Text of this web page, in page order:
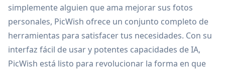
simplemente alguien que ama mejorar sus fotos
personales, PicWish ofrece un conjunto completo de
herramientas para satisfacer tus necesidades. Con su
interfaz fácil de usar y potentes capacidades de IA,
PicWish está listo para revolucionar la forma en que